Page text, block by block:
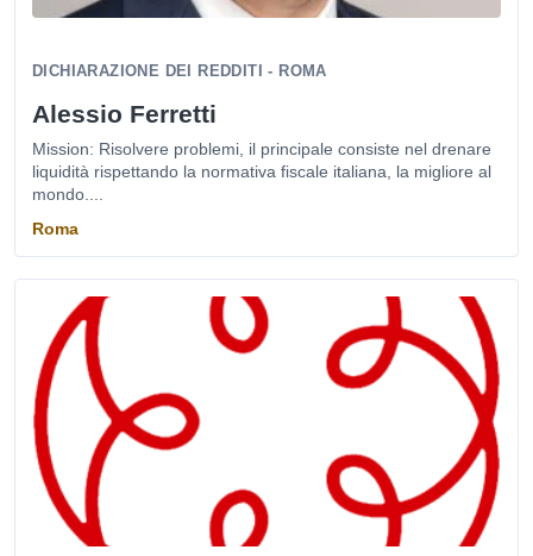
DICHIARAZIONE DEI REDDITI - ROMA
Alessio Ferretti
Mission: Risolvere problemi, il principale consiste nel drenare
liquidità rispettando la normativa fiscale italiana, la migliore al
mondo....
Roma